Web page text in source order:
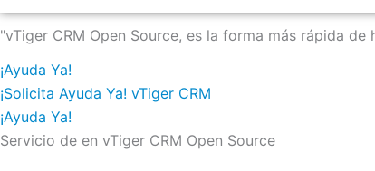
"vTiger CRM Open Source, es la forma más rápida
¡Ayuda Ya!
¡Solicita Ayuda Ya! vTiger CRM
¡Ayuda Ya!
Servicio de en vTiger CRM Open Source